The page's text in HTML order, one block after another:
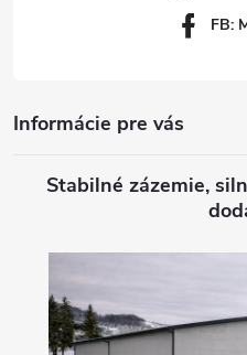
FB:
Informácie pre vás
Stabilné zázemie,